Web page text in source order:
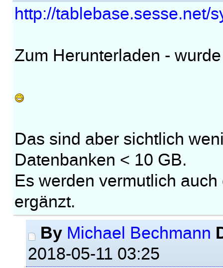
http://tablebase.sesse.net/
Zum Herunterladen -
Das sind aber sichtlich
Datenbanken < 10 GB.
Es werden vermutlich
ergänzt.
By Michael Bechmann
2018-05-11 03:25